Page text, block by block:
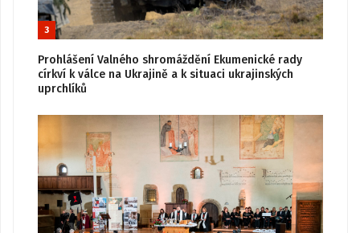
3
Prohlášení Valného shromáždění Ekumenické rady
církví k válce na Ukrajině a k situaci ukrajinských
uprchlíků